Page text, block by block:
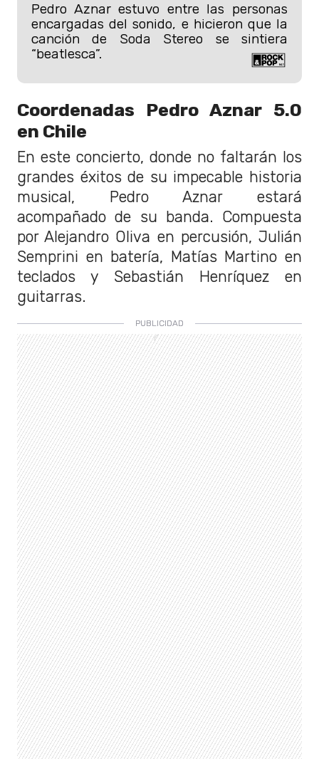
Pedro Aznar estuvo entre las personas
encargadas del sonido, e hicieron que la
canción de Soda Stereo se sintiera
“beatlesca”.
Coordenadas Pedro Aznar 5.0
en Chile
En este concierto, donde no faltarán los
grandes éxitos de su impecable historia
musical, Pedro Aznar estará
acompañado de su banda. Compuesta
por Alejandro Oliva en percusión, Julián
Semprini en batería, Matías Martino en
teclados y Sebastián Henríquez en
guitarras.